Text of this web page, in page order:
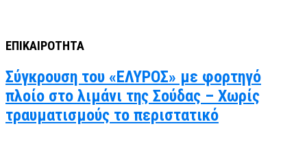
ΕΠΙΚΑΙΡΟΤΗΤΑ
Σύγκρουση του «ΕΛΥΡΟΣ» με φορτηγό
πλοίο στο λιμάνι της Σούδας – Χωρίς
τραυματισμούς το περιστατικό